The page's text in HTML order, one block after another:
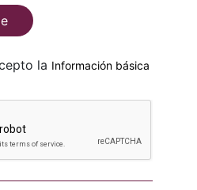
He leido y acepto la Información básica